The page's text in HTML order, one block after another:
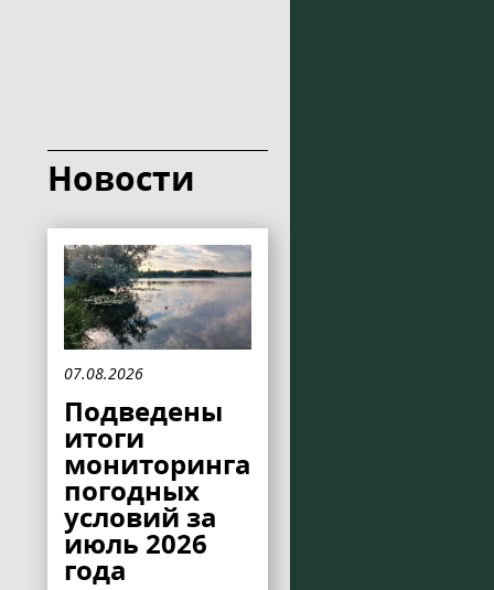
Новости
07.08.2026
Подведены
итоги
мониторинга
погодных
условий за
июль 2026
года